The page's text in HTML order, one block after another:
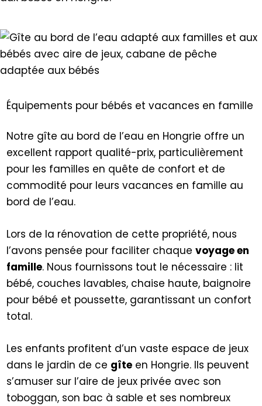
Équipements pour bébés et vacances en famille
Notre gîte au bord de l’eau en Hongrie offre un
excellent rapport qualité-prix, particulièrement
pour les familles en quête de confort et de
commodité pour leurs vacances en famille au
bord de l’eau.
Lors de la rénovation de cette propriété, nous
l’avons pensée pour faciliter chaquevoyage en
famille. Nous fournissons tout le nécessaire : lit
bébé, couches lavables, chaise haute, baignoire
pour bébé et poussette, garantissant un confort
total.
Les enfants profitent d’un vaste espace de jeux
dans le jardin de ce gîte en Hongrie. Ils peuvent
s’amuser sur l’aire de jeux privée avec son
toboggan, son bac à sable et ses nombreux